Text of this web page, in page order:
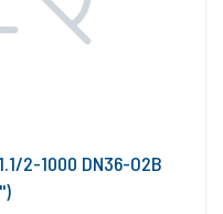
2-1000 DN36-O2B